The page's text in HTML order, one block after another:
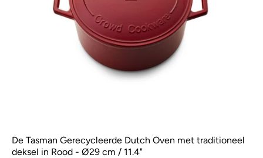
De Tasman Gerecycleerde Dutch Oven met traditioneel
deksel in Rood - Ø29 cm / 11.4"